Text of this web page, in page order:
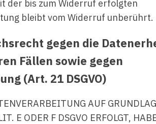
der bis zum Widerruf erfolgten
bleibt vom Widerruf unberührt.
gegen die
Fällen sowie gegen
(Art. 21 DSGVO)
AUF
E ODER F DSGVO ERFOLGT,